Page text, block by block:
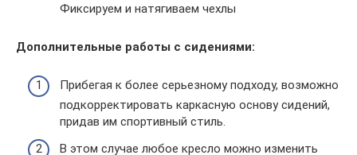
Фиксируем и натягиваем чехлы
Дополнительные работы с сидениями:
Прибегая к более серьезному подходу, возможно
подкорректировать каркасную основу сидений,
придав им спортивный стиль.
В этом случае любое кресло можно изменить